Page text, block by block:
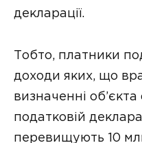
декларації.
Тобто, платники
доходи яких, що
визначенні
податковій
перевищують 10